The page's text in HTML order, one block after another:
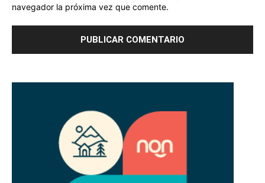
navegador la próxima vez que comente.